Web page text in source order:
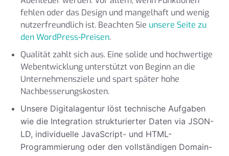
fehlen oder das Design und mangelhaft und wenig
nutzerfreundlich ist. Beachten Sie unsere Seite zu
den WordPress-Preisen.
Qualität zahlt sich aus. Eine solide und hochwertige
Webentwicklung unterstützt von Beginn an die
Unternehmensziele und spart später hohe
Nachbesserungskosten.
Unsere Digitalagentur löst technische Aufgaben
wie die Integration strukturierter Daten via JSON-
LD, individuelle JavaScript- und HTML-
Programmierung oder den vollständigen Domain-